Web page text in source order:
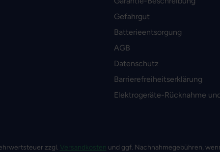
Gefahrgut
Batterieentsorgung
AGB
Datenschutz
Barrierefreiheitserklärung
Elektrogeräte-Rücknahme
zzgl. Versandkosten und ggf. Nachnahmegebühren,